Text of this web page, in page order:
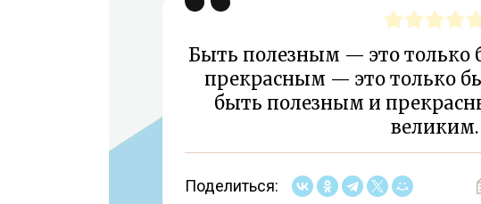
Быть полезным — это только
прекрасным — это только
быть полезным и
великим.
Поделиться: